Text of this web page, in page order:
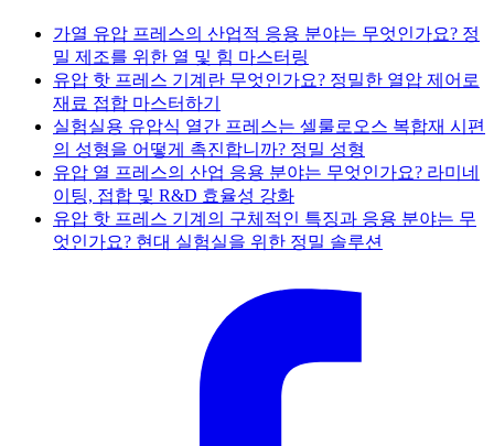
가열 유압 프레스의 산업적 응용 분야는 무엇인가요? 정
밀 제조를 위한 열 및 힘 마스터링
유압 핫 프레스 기계란 무엇인가요? 정밀한 열압 제어로
재료 접합 마스터하기
실험실용 유압식 열간 프레스는 셀룰로오스 복합재 시편
의 성형을 어떻게 촉진합니까? 정밀 성형
유압 열 프레스의 산업 응용 분야는 무엇인가요? 라미네
이팅, 접합 및 R&D 효율성 강화
유압 핫 프레스 기계의 구체적인 특징과 응용 분야는 무
엇인가요? 현대 실험실을 위한 정밀 솔루션